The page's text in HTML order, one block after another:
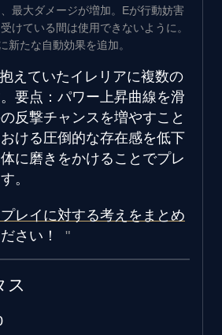
、最大ダメージが増加。Eが行動妨害
けている間は使用できないように。
新たな自動効果を追加。
えていたイレリアに複数の
要点：パワー上昇曲線を滑
反撃チャンスを増やすこと
ける圧倒的な存在感を低下
に磨きをかけることでプレ
。
レイに対する考えをまとめ
さい！
ス